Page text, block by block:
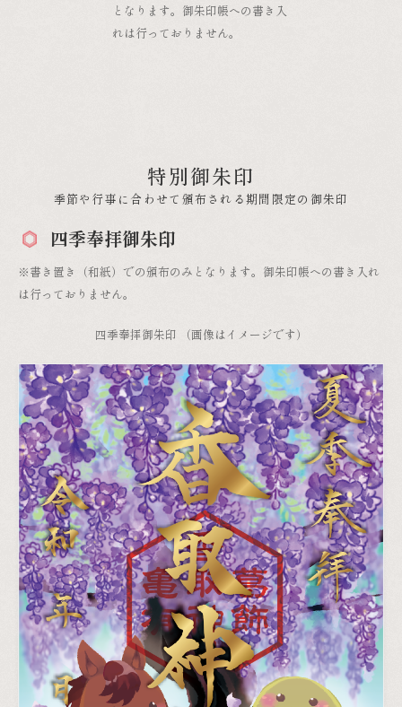
となります。御朱印帳への書き入
れは行っておりません。
特別御朱印
季節や行事に合わせて頒布される期間限定の御朱印
四季奉拝御朱印
※書き置き（和紙）での頒布のみとなります。御朱印帳への書き入れ
は行っておりません。
四季奉拝御朱印 （画像はイメージです）